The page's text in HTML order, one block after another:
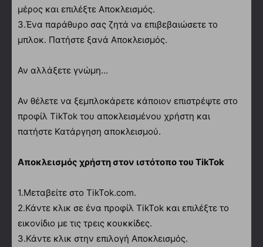
μέρος και επιλέξτε Αποκλεισμός.
3.Ένα παράθυρο σας ζητά να επιβεβαιώσετε το
μπλοκ. Πατήστε ξανά Αποκλεισμός.
Αν αλλάξετε γνώμη…
Αν θέλετε να ξεμπλοκάρετε κάποιον επιστρέψτε στο
προφίλ TikTok του αποκλεισμένου χρήστη και
πατήστε Κατάργηση αποκλεισμού.
Αποκλεισμός χρήστη στον ιστότοπο του TikTok
1.Μεταβείτε στο TikTok.com.
2.Κάντε κλικ σε ένα προφίλ TikTok και επιλέξτε το
εικονίδιο με τις τρεις κουκκίδες.
3.Κάντε κλικ στην επιλογή Αποκλεισμός.